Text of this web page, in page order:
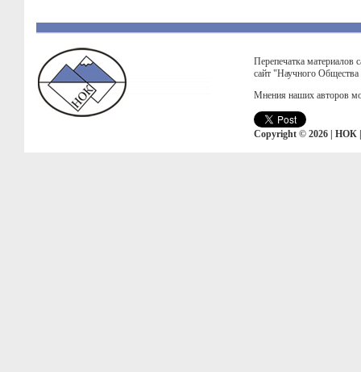
Перепечатка материалов
сайт "Научного
Мнения наших авторов
Copyright © 2026 | НОК